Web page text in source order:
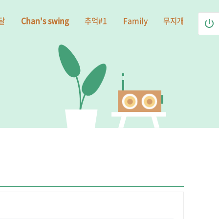
Chan's swing 추억#1 Family 무지개 power_settings_new